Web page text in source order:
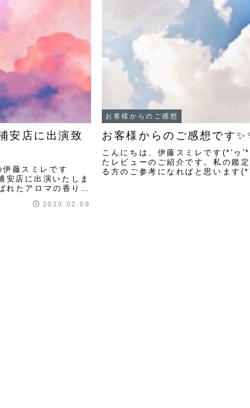
安店に出演致
藤スミレです
店に出演いたしま
れたアロマの香りに
2023.02.09
お客様からのご感想
お客様からのご感想です
こんにちは、伊藤スミレです(*'ヮ
たレビューのご紹介です。私の鑑
る方のご参考になればと思います